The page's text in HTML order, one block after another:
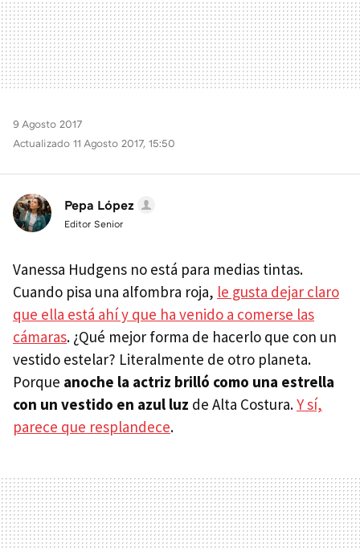
9 Agosto 2017
Actualizado 11 Agosto 2017, 15:50
Pepa López
Editor Senior
Vanessa Hudgens no está para medias tintas.
Cuando pisa una alfombra roja, le gusta dejar claro
que ella está ahí y que ha venido a comerse las
cámaras. ¿Qué mejor forma de hacerlo que con un
vestido estelar? Literalmente de otro planeta.
Porque anoche la actriz brilló como una estrella
con un vestido en azul luz de Alta Costura.Y sí,
parece que resplandece.